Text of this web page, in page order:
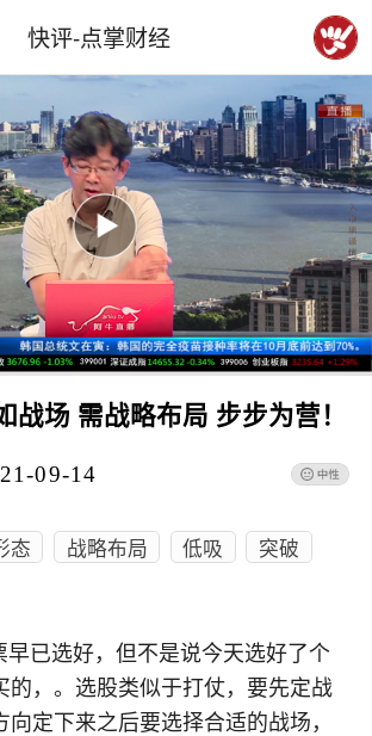
快评-点掌财经
战场 需战略布局 步步为营！
09-14
态 战略布局 低吸
突破
早已选好，但不是说今天选好了个
的，。选股类似于打仗，要先定战
向定下来之后要选择合适的战场，